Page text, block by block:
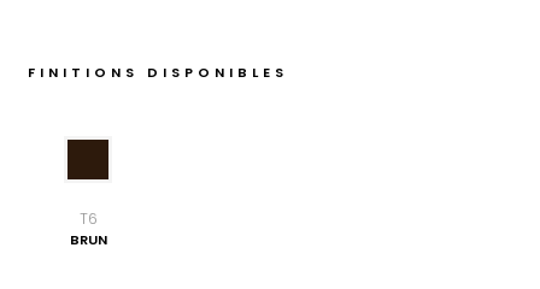
FINITIONS DISPONIBLES
T6
BRUN